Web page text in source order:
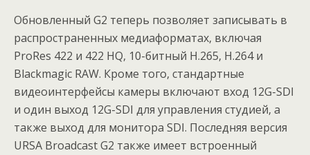
Обновленный G2 теперь позволяет записывать в
распространенных медиаформатах, включая
ProRes 422 и 422 HQ, 10-битный H.265, H.264 и
Blackmagic RAW. Кроме того, стандартные
видеоинтерфейсы камеры включают вход 12G-SDI
и один выход 12G-SDI для управления студией, а
также выход для монитора SDI. Последняя версия
URSA Broadcast G2 также имеет встроенный